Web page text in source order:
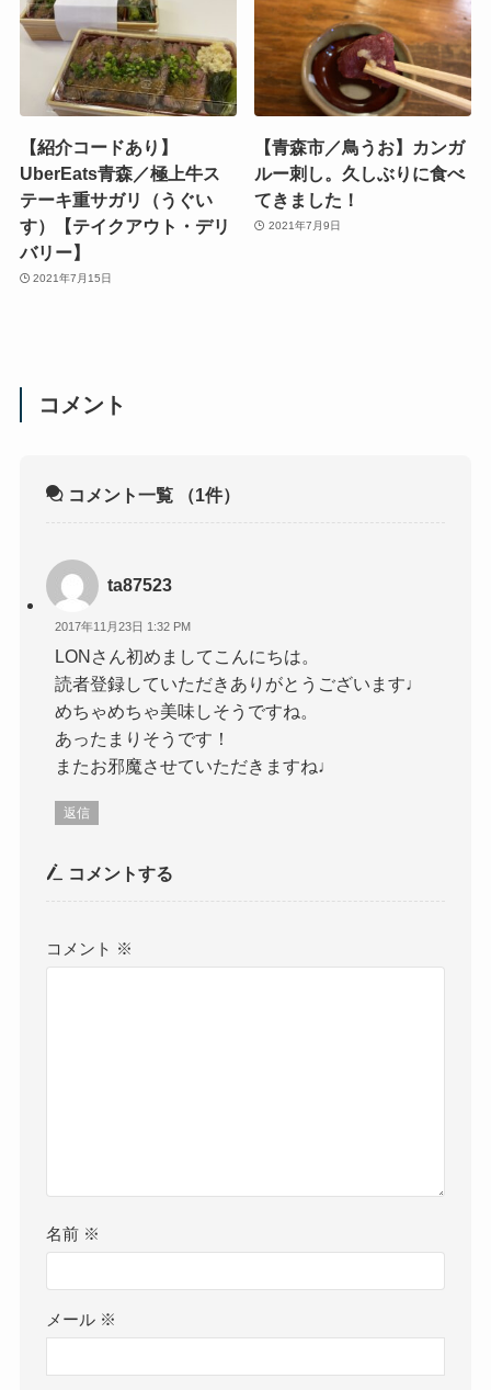
【紹介コードあり】
UberEats青森／極上牛ス
テーキ重サガリ（うぐい
す）【テイクアウト・デリ
バリー】
2021年7月15日
【青森市／鳥うお】カンガ
ルー刺し。久しぶりに食べ
てきました！
2021年7月9日
コメント
コメント一覧 （1件）
ta87523
2017年11月23日 1:32 PM
LONさん初めましてこんにちは。
読者登録していただきありがとうございます♩
めちゃめちゃ美味しそうですね。
あったまりそうです！
またお邪魔させていただきますね♩
返信
コメントする
コメント ※
名前 ※
メール ※